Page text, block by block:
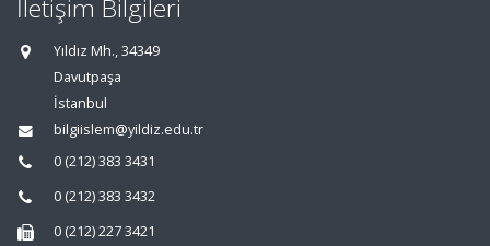
İletişim Bilgileri
Yıldız Mh., 34349
Davutpaşa
İstanbul
bilgiislem@yildiz.edu.tr
0 (212) 383 3431
0 (212) 383 3432
0 (212) 227 3421